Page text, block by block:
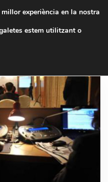
total de 75€ de
experiència en la nostra
estem utilitzant o